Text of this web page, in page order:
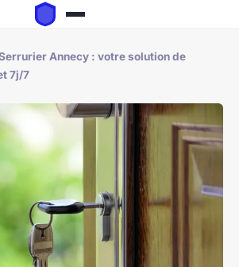
Annecy : votre solution de
7j/7